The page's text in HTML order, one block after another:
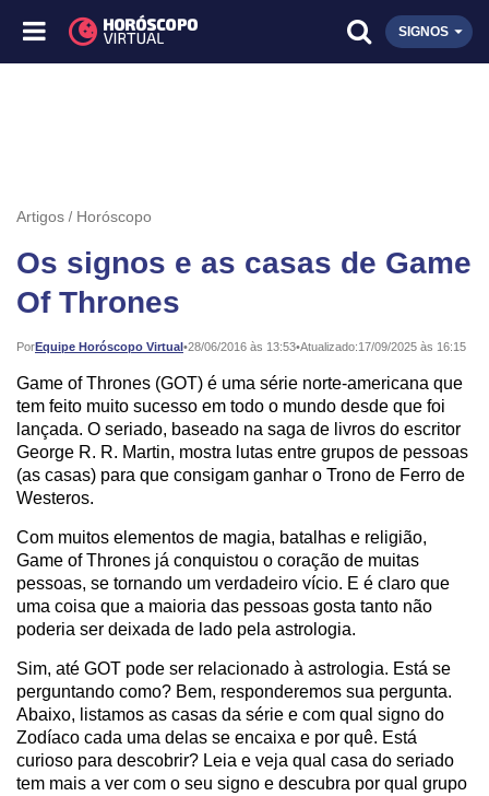
SIGNOS
Artigos Horóscopo
Os signos e as casas de Game
Of Thrones
PorEquipe Horóscopo Virtual•
Publicado: 28/06/2016 às 13:53•Atualizado:17/09/2025 às 16:15
Game of Thrones (GOT) é uma série norte-americana que
tem feito muito sucesso em todo o mundo desde que foi
lançada. O seriado, baseado na saga de livros do escritor
George R. R. Martin, mostra lutas entre grupos de pessoas
(as casas) para que consigam ganhar o Trono de Ferro de
Westeros.
Com muitos elementos de magia, batalhas e religião,
Game of Thrones já conquistou o coração de muitas
pessoas, se tornando um verdadeiro vício. E é claro que
uma coisa que a maioria das pessoas gosta tanto não
poderia ser deixada de lado pela astrologia.
Sim, até GOT pode ser relacionado à astrologia. Está se
perguntando como? Bem, responderemos sua pergunta.
Abaixo, listamos as casas da série e com qual signo do
Zodíaco cada uma delas se encaixa e por quê. Está
curioso para descobrir? Leia e veja qual casa do seriado
tem mais a ver com o seu signo e descubra por qual grupo